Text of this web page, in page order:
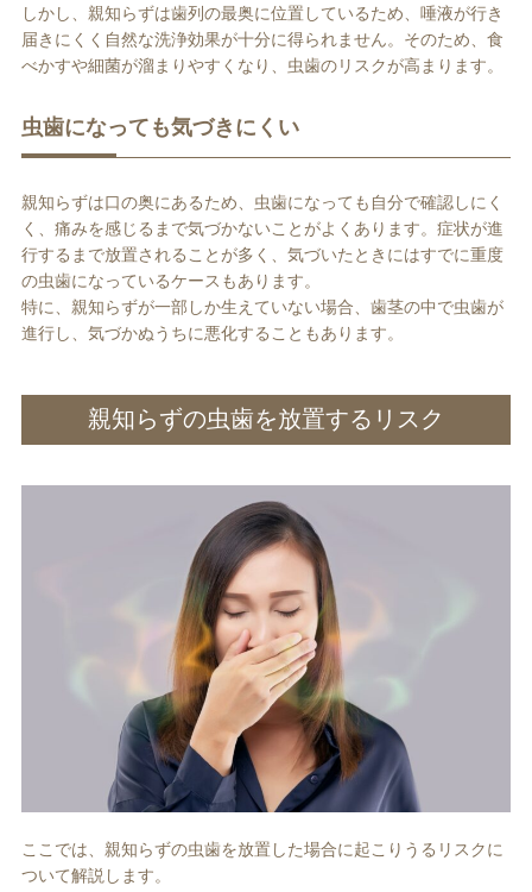
しかし、親知らずは歯列の最奥に位置しているため、唾液が行き
届きにくく自然な洗浄効果が十分に得られません。そのため、食
べかすや細菌が溜まりやすくなり、虫歯のリスクが高まります。
虫歯になっても気づきにくい
親知らずは口の奥にあるため、虫歯になっても自分で確認しにく
く、痛みを感じるまで気づかないことがよくあります。症状が進
行するまで放置されることが多く、気づいたときにはすでに重度
の虫歯になっているケースもあります。
特に、親知らずが一部しか生えていない場合、歯茎の中で虫歯が
進行し、気づかぬうちに悪化することもあります。
親知らずの虫歯を放置するリスク
ここでは、親知らずの虫歯を放置した場合に起こりうるリスクに
ついて解説します。